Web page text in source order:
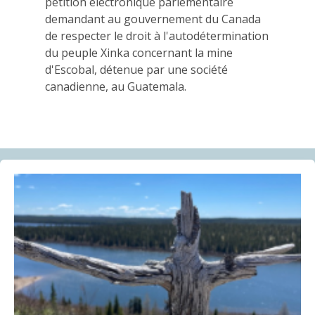
AMI(E)S DE MINES ALERTE
Réaction médiatique : Le gouvernement fédéral laisse
« l’important » poste d’Ombudsman canadien de la
responsabilité des entreprises vacant depuis un an,
COMMUNIQUÉ
Communiqué | Rapport accablant du VGQ sur les
minéraux critiques et stratégiques : la Coalition
Québec meilleure mine exige que des comptes soient
rendus aux Québécoises et aux Québécois
07.05.2026
BLOG ENTRY
demandant au gouvernement du Canada
de respecter le droit à l'autodétermination
du peuple Xinka concernant la mine
d'Escobal, détenue par une société
canadienne, au Guatemala.